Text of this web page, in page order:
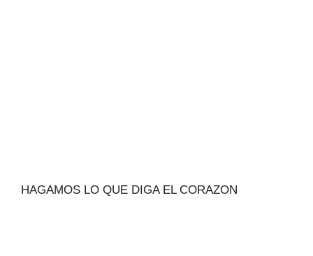
HAGAMOS LO QUE DIGA EL CORAZON